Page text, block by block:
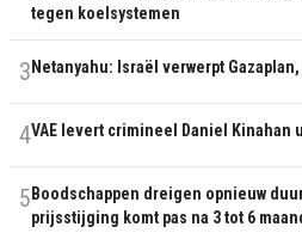
tegen koelsystemen
3 Netanyahu: Israël verwerpt
4VAE levert crimineel Daniel Kinahan
5 Boodschappen dreigen opnieuw
prijsstijging komt pas na 3 tot 6